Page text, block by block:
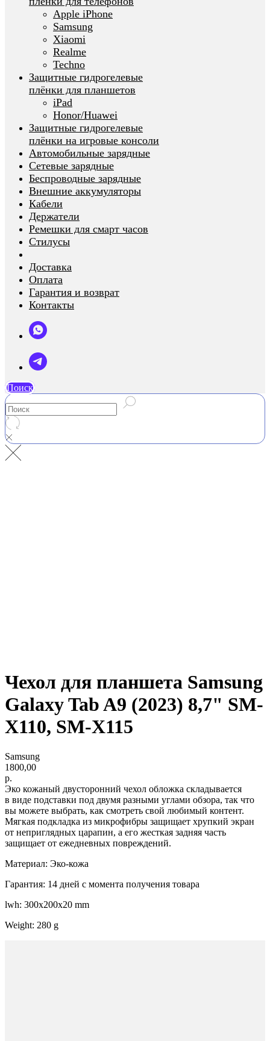
Apple iPhone
Samsung
Xiaomi
Realme
Techno
Защитные гидрогелевые
плёнки для планшетов
iPad
Honor/Huawei
Защитные гидрогелевые
плёнки на игровые консоли
Автомобильные зарядные
Сетевые зарядные
Беспроводные зарядные
Внешние аккумуляторы
Кабели
Держатели
Ремешки для смарт часов
Стилусы
Доставка
Оплата
Гарантия и возврат
Контакты
Поиск
Чехол для планшета Samsung
Galaxy Tab A9 (2023) 8,7" SM-
X110, SM-X115
Samsung
1800,00
р.
Эко кожаный двусторонний чехол обложка складывается
в виде подставки под двумя разными углами обзора, так что
вы можете выбрать, как смотреть свой любимый контент.
Мягкая подкладка из микрофибры защищает хрупкий экран
от неприглядных царапин, а его жесткая задняя часть
защищает от ежедневных повреждений.
Материал: Эко-кожа
Гарантия: 14 дней с момента получения товара
lwh: 300x200x20 mm
Weight: 280 g